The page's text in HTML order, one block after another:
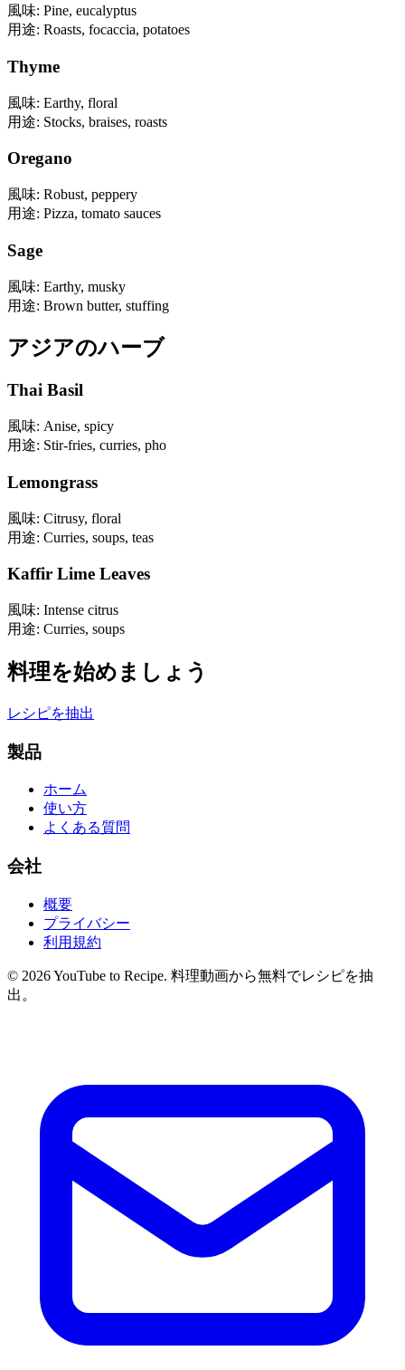
風味: Pine, eucalyptus
用途: Roasts, focaccia, potatoes
Thyme
風味: Earthy, floral
用途: Stocks, braises, roasts
Oregano
風味: Robust, peppery
用途: Pizza, tomato sauces
Sage
風味: Earthy, musky
用途: Brown butter, stuffing
アジアのハーブ
Thai Basil
風味: Anise, spicy
用途: Stir-fries, curries, pho
Lemongrass
風味: Citrusy, floral
用途: Curries, soups, teas
Kaffir Lime Leaves
風味: Intense citrus
用途: Curries, soups
料理を始めましょう
レシピを抽出
製品
ホーム
使い方
よくある質問
会社
概要
プライバシー
利用規約
© 2026YouTube to Recipe. 料理動画から無料でレシピを抽
出。